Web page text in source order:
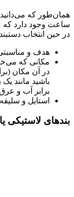
همان‌طور که
ساعت وجود دارد که
در حین انتخاب
هدف و
مکانی که
در آن مکان
باشید مانند
برابر آب و
استایل و
بندهای لاستیکی